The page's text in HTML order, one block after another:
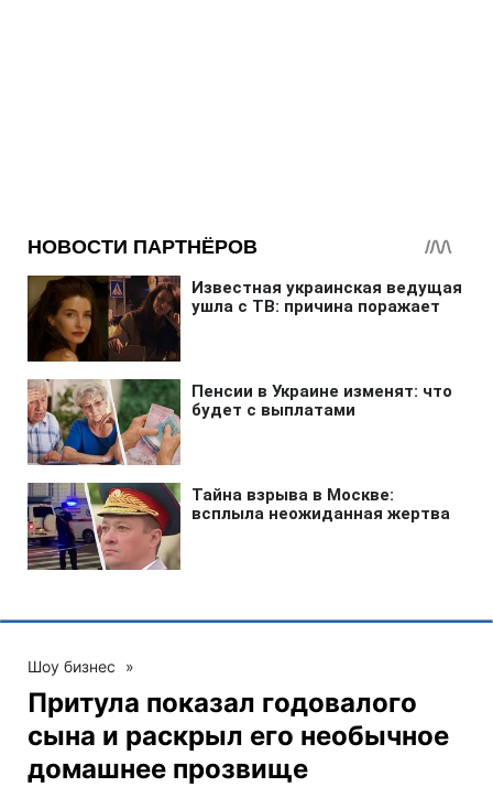
Шоу бизнес »
Притула показал годовалого
сына и раскрыл его необычное
домашнее прозвище